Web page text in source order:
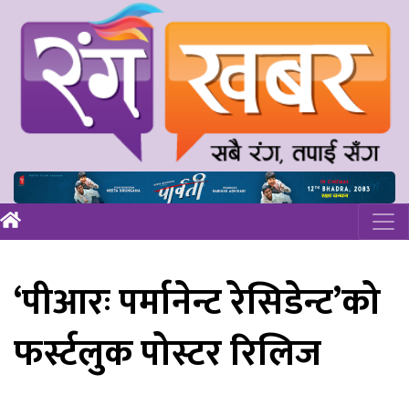
‘पीआरः पर्मानेन्ट रेसिडेन्ट’को
फर्स्टलुक पोस्टर रिलिज